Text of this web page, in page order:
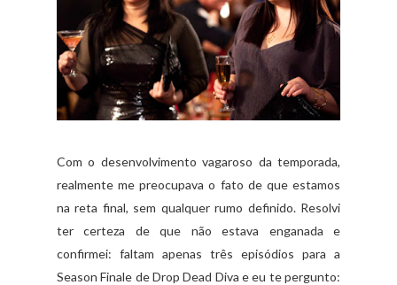
Com o desenvolvimento vagaroso da temporada,
realmente me preocupava o fato de que estamos
na reta final, sem qualquer rumo definido. Resolvi
ter certeza de que não estava enganada e
confirmei: faltam apenas três episódios para a
Season Finale de Drop Dead Diva e eu te pergunto: